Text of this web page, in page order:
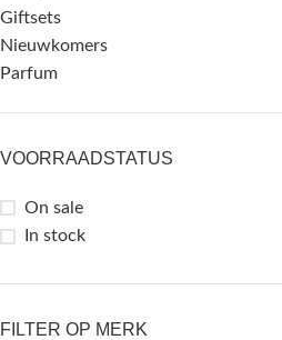
Giftsets
Nieuwkomers
Parfum
VOORRAADSTATUS
On sale
In stock
FILTER OP MERK